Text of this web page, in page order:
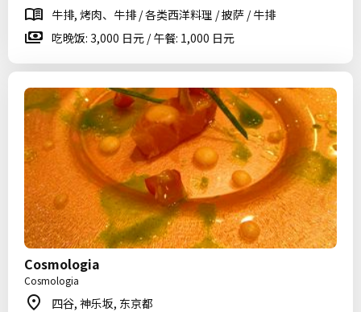
牛排, 烤肉、牛排 / 各类西洋料理 / 披萨 / 牛排
吃晚饭: 3,000 日元 / 午餐: 1,000 日元
Cosmologia
Cosmologia
四谷, 神乐坂, 东京都